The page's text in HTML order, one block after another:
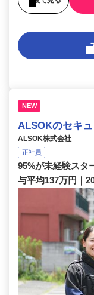
NEW
ALSOKのセキ
ALSOK株式会社
正社員
95%が未経験スタ
与平均137万円｜